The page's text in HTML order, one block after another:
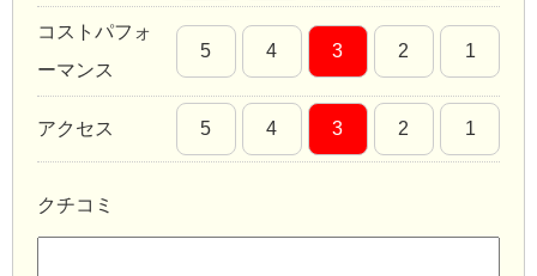
コストパフォ
ーマンス
5 4 3 2 1
アクセス 5 4 3 2 1
クチコミ